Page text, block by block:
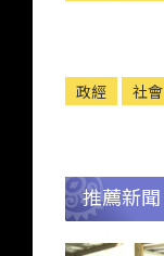
政經 社會
推薦新聞